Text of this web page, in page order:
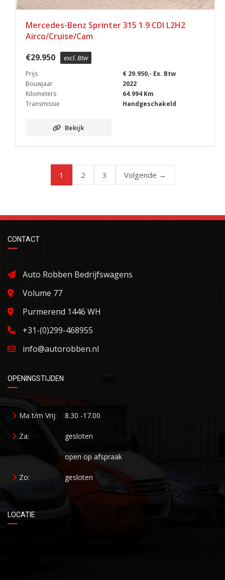
Mercedes-Benz Sprinter 315 1.9 CDI L2H2
Airco/Cruise/Cam
€29.950 excl. Btw
Prijs
€ 29.950,- Ex. Btw
Bouwjaar
2022
Kilometers
64.994 Km
Transmissie
Handgeschakeld
Bekijk
1 2 3 Volgende →
CONTACT
Auto Robben Bedrijfswagens
Volume 77
Purmerend 1446 WH
+31-(0)299-468955
info@autorobben.nl
OPENINGSTIJDEN
Ma t/m Vrij: 8.30 -17.00
Za: gesloten
open op afspraak
Zo: gesloten
LOCATIE